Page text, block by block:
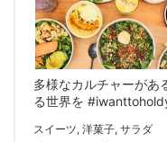
多様なカルチャーがあ
る世界を
スイーツ, 洋菓子, サラダ